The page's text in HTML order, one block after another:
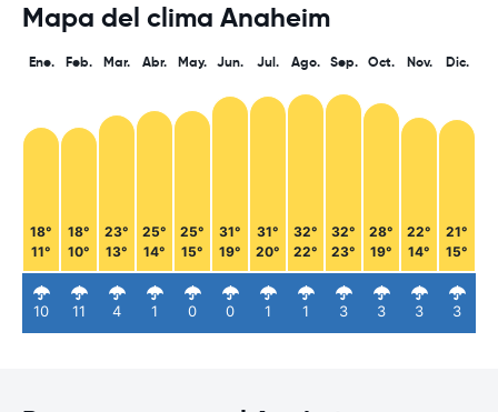
Mapa del clima Anaheim
Ene.
18°
11°
10
Feb.
18°
10°
11
Mar.
23°
13°
4
Abr.
25°
14°
1
May.
25°
15°
0
Jun.
31°
19°
0
Jul.
31°
20°
1
Ago.
32°
22°
1
Sep.
32°
23°
3
Oct.
28°
19°
3
Nov.
22°
14°
3
Dic.
21°
15°
3